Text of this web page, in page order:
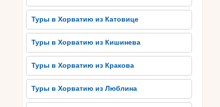
путешествие незабываемым.
Вкушайте блюда хорватской
кухни
Хорватская кухня – это настоящий рай для
любителей вкусной еды. Она сочетает в себе
разнообразные влияния и традиции, что
Туры в Хорватию из Катовице
Туры в Хорватию из Кишинева
Туры в Хорватию из Кракова
Туры в Хорватию из Люблина